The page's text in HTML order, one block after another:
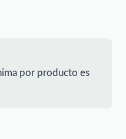
por producto es